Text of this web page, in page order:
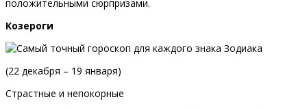
положительными сюрпризами.
Козероги
(22 декабря – 19 января)
Страстные и непокорные